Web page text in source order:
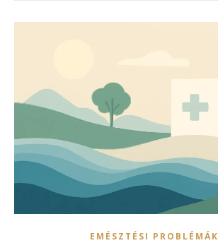
EMÉSZTÉSI PROBLÉMÁK